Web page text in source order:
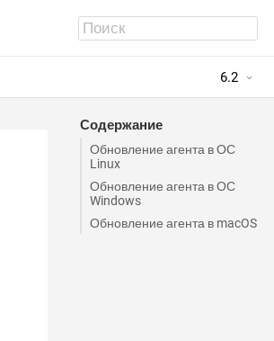
6.2
Содержание
Обновление агента в ОС
Linux
Обновление агента в ОС
Windows
Обновление агента в macOS